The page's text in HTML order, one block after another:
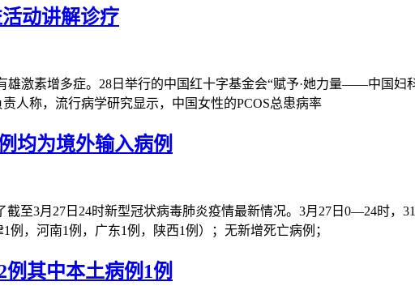
动讲解诊疗
雄激素增多症。28日举行的中国红十字基金会“赋予·她力量——中国妇
人称，流行病学研究显示，中国女性的PCOS总患病率
均为境外输入病例
至3月27日24时新型冠状病毒肺炎疫情最新情况。3月27日0—24时，
，河南1例，广东1例，陕西1例）；无新增死亡病例；
其中本土病例1例